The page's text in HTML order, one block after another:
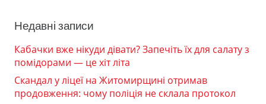
Недавні записи
Кабачки вже нікуди дівати? Запечіть їх для салату з
помідорами — це хіт літа
Скандал у ліцеї на Житомирщині отримав
продовження: чому поліція не склала протокол